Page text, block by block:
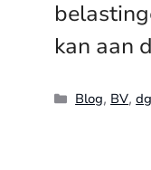
kan aan
Categories
Blog, BV,